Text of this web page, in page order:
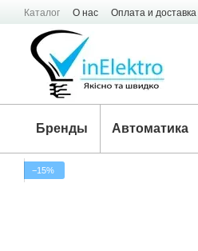
Перейти к основному контенту
Каталог О нас Оплата и доставка
Бренды Автоматика
−15%